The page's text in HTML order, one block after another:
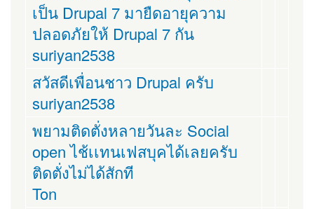
เป็น Drupal 7 มายืดอายุความ
ปลอดภัยให้ Drupal 7 กัน
suriyan2538
สวัสดีเพื่อนชาว Drupal ครับ
suriyan2538
พยามติดตั่งหลายวันละ Social
open ไช้เเทนเฟสบุคได้เลยครับ
ติดตั่งไม่ได้สักที
Ton